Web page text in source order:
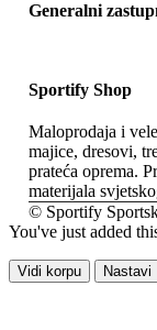
Generalni
Sportify Shop
Maloprodaja i
majice, dresovi,
prateća oprema.
materijala
© Sportify
You've just added
Vidi korpu Nastavi